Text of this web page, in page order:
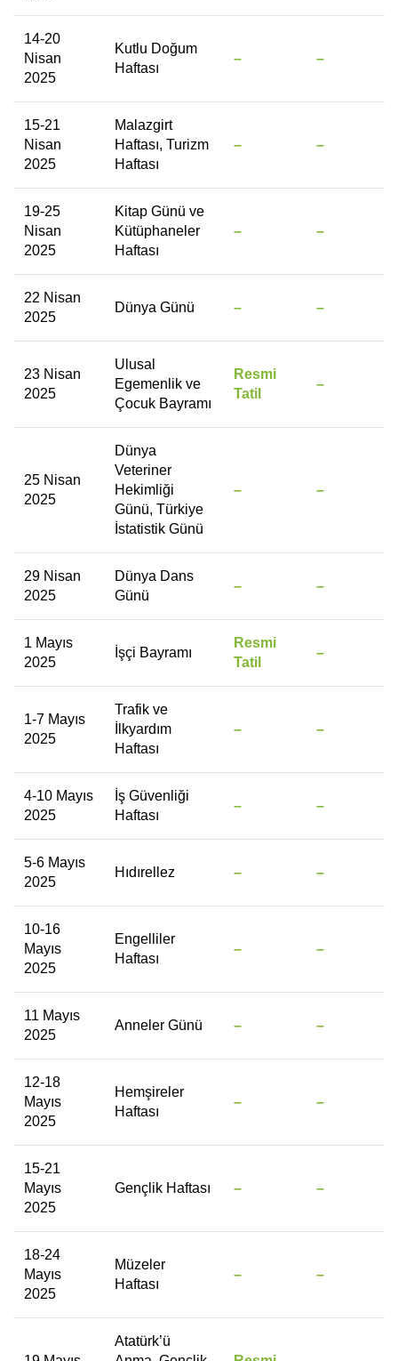
14-20
Nisan
2025
Kutlu Doğum
Haftası
– –
15-21
Nisan
2025
Malazgirt
Haftası, Turizm
Haftası
– –
19-25
Nisan
2025
Kitap Günü ve
Kütüphaneler
Haftası
– –
22 Nisan
2025
Dünya Günü – –
23 Nisan
2025
Ulusal
Egemenlik ve
Çocuk Bayramı
Resmi
Tatil
–
25 Nisan
2025
Dünya
Veteriner
Hekimliği
Günü, Türkiye
İstatistik Günü
– –
29 Nisan
2025
Dünya Dans
Günü
– –
1 Mayıs
2025
İşçi Bayramı
Resmi
Tatil
–
1-7 Mayıs
2025
Trafik ve
İlkyardım
Haftası
– –
4-10 Mayıs
2025
İş Güvenliği
Haftası
– –
5-6 Mayıs
2025
Hıdırellez – –
10-16
Mayıs
2025
Engelliler
Haftası
– –
11 Mayıs
2025
Anneler Günü – –
12-18
Mayıs
2025
Hemşireler
Haftası
– –
15-21
Mayıs
2025
Gençlik Haftası – –
18-24
Mayıs
2025
Müzeler
Haftası
– –
Atatürk’ü